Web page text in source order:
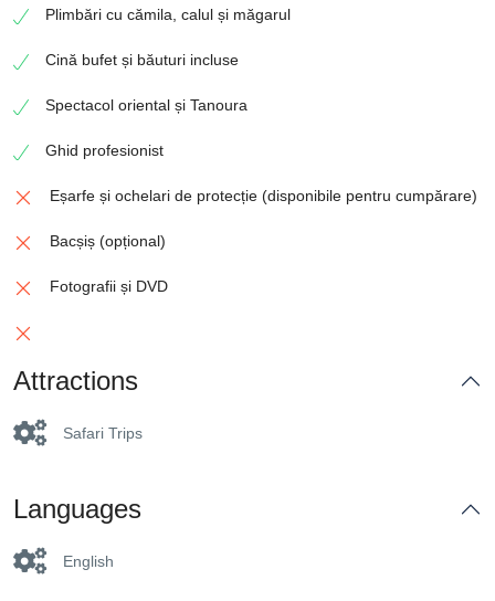
Plimbări cu cămila, calul și măgarul
Cină bufet și băuturi incluse
Spectacol oriental și Tanoura
Ghid profesionist
Eșarfe și ochelari de protecție (disponibile pentru cumpărare)
Bacșiș (opțional)
Fotografii și DVD
Attractions
Safari Trips
Languages
English